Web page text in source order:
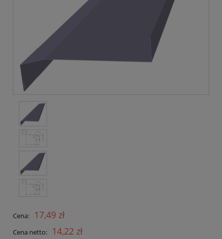
Cena: 17,49 zł
Cena netto: 14,22 zł